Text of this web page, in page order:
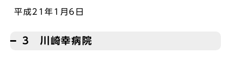
平成21年1月6日
3 川崎幸病院